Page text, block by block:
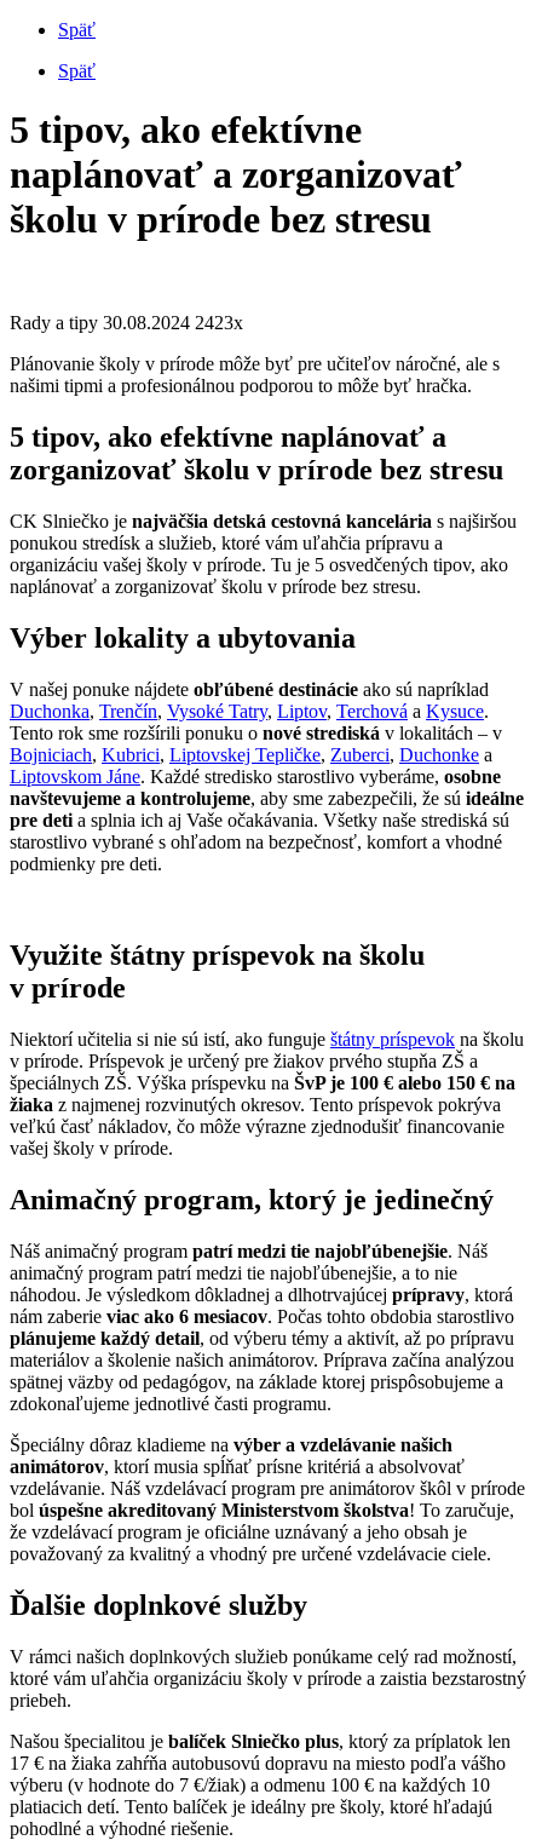
Späť
Späť
5 tipov, ako efektívne
naplánovať a zorganizovať
školu v prírode bez stresu
Rady a tipy 30.08.2024 2423x
Plánovanie školy v prírode môže byť pre učiteľov náročné, ale s
našimi tipmi a profesionálnou podporou to môže byť hračka.
5 tipov, ako efektívne naplánovať a
zorganizovať školu v prírode bez stresu
CK Slniečko je najväčšia detská cestovná kancelária s najširšou
ponukou stredísk a služieb, ktoré vám uľahčia prípravu a
organizáciu vašej školy v prírode. Tu je 5 osvedčených tipov, ako
naplánovať a zorganizovať školu v prírode bez stresu.
Výber lokality a ubytovania
V našej ponuke nájdete obľúbené destinácie ako sú napríklad
Duchonka, Trenčín, Vysoké Tatry, Liptov, Terchová a Kysuce.
Tento rok sme rozšírili ponuku o nové strediská v lokalitách – v
Bojniciach, Kubrici, Liptovskej Tepličke, Zuberci, Duchonke a
Liptovskom Jáne. Každé stredisko starostlivo vyberáme, osobne
navštevujeme a kontrolujeme, aby sme zabezpečili, že sú ideálne
pre deti a splnia ich aj Vaše očakávania. Všetky naše strediská sú
starostlivo vybrané s ohľadom na bezpečnosť, komfort a vhodné
podmienky pre deti.
Využite štátny príspevok na školu
v prírode
Niektorí učitelia si nie sú istí, ako funguje štátny príspevok na školu
v prírode. Príspevok je určený pre žiakov prvého stupňa ZŠ a
špeciálnych ZŠ. Výška príspevku na ŠvP je 100 € alebo 150 € na
žiaka z najmenej rozvinutých okresov. Tento príspevok pokrýva
veľkú časť nákladov, čo môže výrazne zjednodušiť financovanie
vašej školy v prírode.
Animačný program, ktorý je jedinečný
Náš animačný program patrí medzi tie najobľúbenejšie. Náš
animačný program patrí medzi tie najobľúbenejšie, a to nie
náhodou. Je výsledkom dôkladnej a dlhotrvajúcej prípravy, ktorá
nám zaberie viac ako 6 mesiacov. Počas tohto obdobia starostlivo
plánujeme každý detail, od výberu témy a aktivít, až po prípravu
materiálov a školenie našich animátorov. Príprava začína analýzou
spätnej väzby od pedagógov, na základe ktorej prispôsobujeme a
zdokonaľujeme jednotlivé časti programu.
Špeciálny dôraz kladieme na výber a vzdelávanie našich
animátorov, ktorí musia spĺňať prísne kritériá a absolvovať
vzdelávanie. Náš vzdelávací program pre animátorov škôl v prírode
bol úspešne akreditovaný Ministerstvom školstva! To zaručuje,
že vzdelávací program je oficiálne uznávaný a jeho obsah je
považovaný za kvalitný a vhodný pre určené vzdelávacie ciele.
Ďalšie doplnkové služby
V rámci našich doplnkových služieb ponúkame celý rad možností,
ktoré vám uľahčia organizáciu školy v prírode a zaistia bezstarostný
priebeh.
Našou špecialitou je balíček Slniečko plus, ktorý za príplatok len
17 € na žiaka zahŕňa autobusovú dopravu na miesto podľa vášho
výberu (v hodnote do 7 €/žiak) a odmenu 100 € na každých 10
platiacich detí. Tento balíček je ideálny pre školy, ktoré hľadajú
pohodlné a výhodné riešenie.